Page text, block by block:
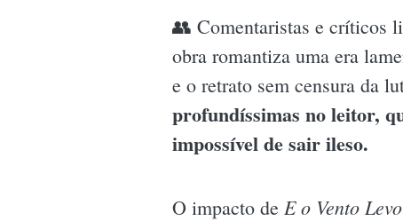
👥 Comentaristas e críticos
obra romantiza uma era
e o retrato sem censura da
profundíssimas no leitor,
impossível de sair ileso.
O impacto de E o Vento